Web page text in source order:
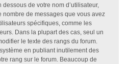
de votre nom d’utilisateur,
de messages que vous avez
spécifiques, comme les
Dans la plupart des cas, seul un
le texte des rangs du forum.
en publiant inutilement des
rang sur le forum. Beaucoup de